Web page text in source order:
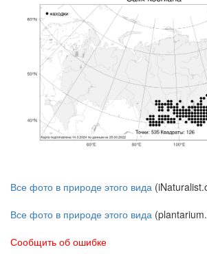
Все фото в природе этого вида
Все фото в природе этого вида
Сообщить об ошибке